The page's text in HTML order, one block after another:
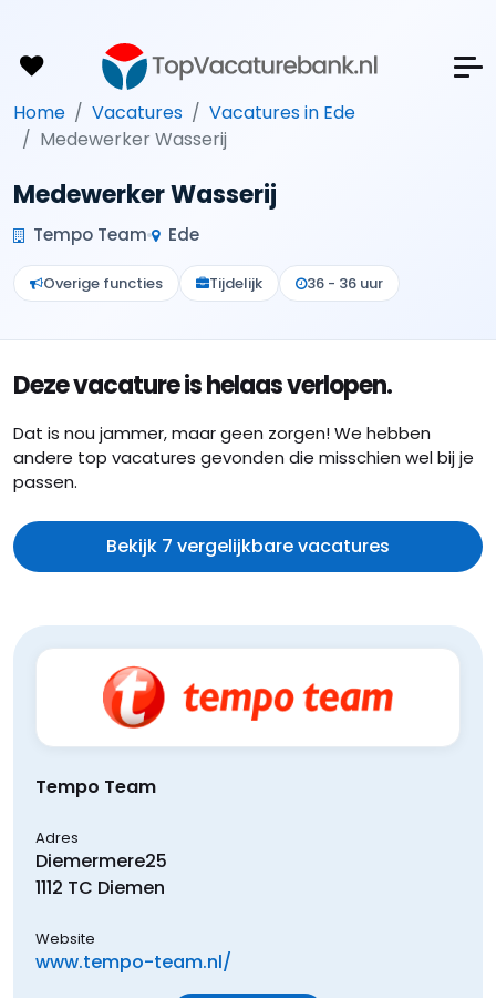
Home Vacatures
Vacatures in Ede
Medewerker Wasserij
Medewerker Wasserij
Tempo Team Ede
Overige functies Tijdelijk 36 - 36 uur
Deze vacature is helaas verlopen.
Dat is nou jammer, maar geen zorgen! We hebben
andere top vacatures gevonden die misschien wel bij je
passen.
Bekijk 7 vergelijkbare vacatures
Tempo Team
Adres
Diemermere25
1112 TC Diemen
Website
www.tempo-team.nl/